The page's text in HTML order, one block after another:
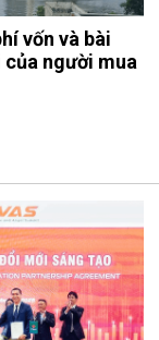
vốn và bài
người mua